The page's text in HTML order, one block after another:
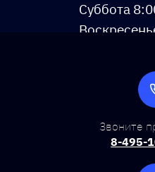
Суббота
8-495-
Звоните